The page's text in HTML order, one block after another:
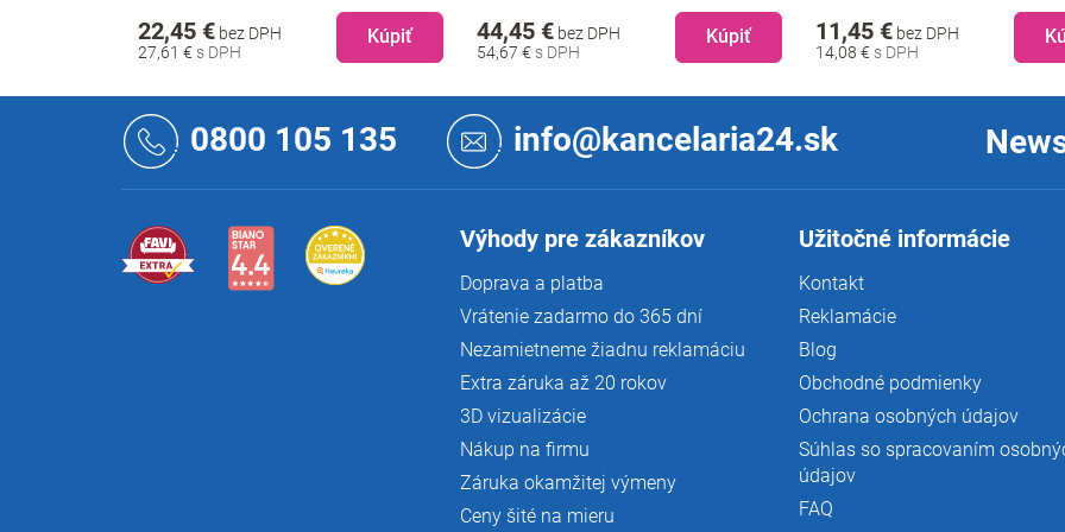
27,61 €
22,45 € bez DPH Kúpiť
54,67 €
44,45 € bez DPH Kúpiť
14,08 €
11,45 € bez DPH
0800 105 135 info@kancelaria24.sk
Výhody pre zákazníkov
Doprava a platba
Vrátenie zadarmo do 365 dní
Nezamietneme žiadnu reklamáciu
Extra záruka až 20 rokov
3D vizualizácie
Nákup na firmu
Záruka okamžitej výmeny
Ceny šité na mieru
Užitočné informácie
Kontakt
Reklamácie
Blog
Obchodné podmienky
Ochrana osobných údajov
Súhlas so spracovaním
údajov
FAQ